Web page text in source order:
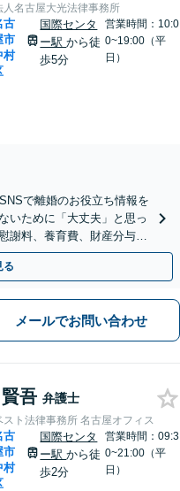
人名古屋大光法律事務所
古
市
村
国際センタ
ー駅から徒
歩5分
営業時間：10:0
0~19:00（平
日）
で離婚のお役立ち情報を
いために「大丈夫」と思っ
謝料、養育費、財産分与、
10分】
る
メールでお問い合わせ
吾 弁護士
スト法律事務所 名古屋オフィス
古
市
村
国際センタ
ー駅から徒
歩2分
営業時間：09:3
0~21:00（平
日）